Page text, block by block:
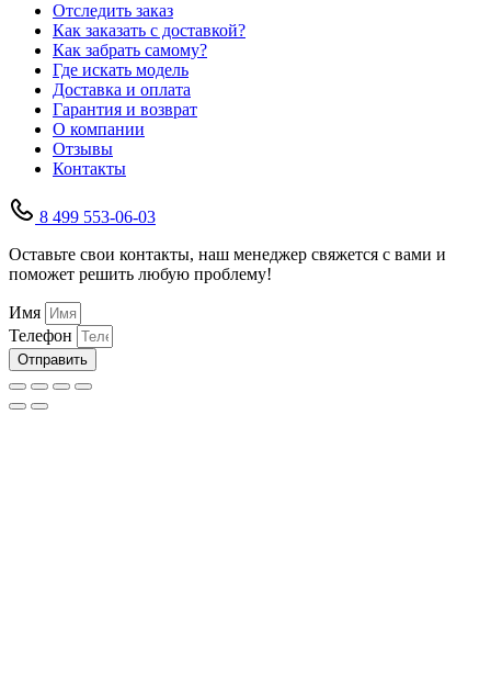
Отследить заказ
Как заказать с доставкой?
Как забрать самому?
Где искать модель
Доставка и оплата
Гарантия и возврат
О компании
Отзывы
Контакты
8 499 553-06-03
Оставьте свои контакты, наш менеджер свяжется с вами и
поможет решить любую проблему!
Имя
Телефон
Отправить